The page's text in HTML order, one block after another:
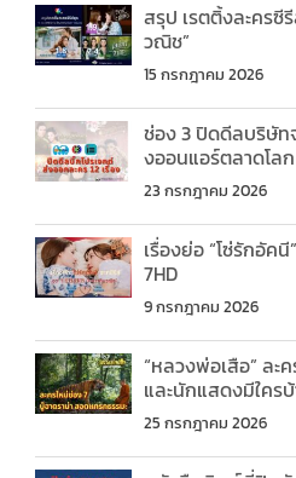
สรุป เรตติ้งละครซี
วณิช”
15 กรกฎาคม 2026
ช่อง 3 ปิดดีลบริษัท
งออนแอร์ตลาดโลก
23 กรกฎาคม 2026
เรื่องย่อ “โซ่รักอัค
7HD
9 กรกฎาคม 2026
“หลวงพ่อเสือ” ละ
และนักแสดงมีใคร
25 กรกฎาคม 2026